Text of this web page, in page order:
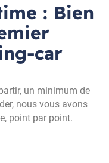
: Bien
car
un minimum de
nous vous avons
point par point.